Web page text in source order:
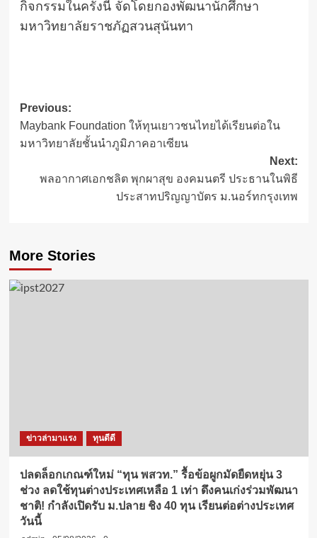
กิจกรรมในครั้งนี้ จัดโดยกองพัฒนานักศึกษา
มหาวิทยาลัยราชภัฏสวนสุนันทา
Post
navigation
Previous:
Maybank Foundation ให้ทุนเยาวชนไทยได้เรียนต่อใน
มหาวิทยาลัยชั้นนำภูมิภาคอาเซียน
Next:
พลอากาศเอกชลิต พุกผาสุข องคมนตรี ประธานในพิธี
ประสาทปริญญาบัตร ม.นอร์ทกรุงเทพ
More Stories
ข่าวล่ามาแรง ทุนดีดี
ปลดล็อกเกณฑ์ใหม่ “ทุน พสวท.” รื้อข้อผูกมัดยืดหยุ่น 3
ช่วง ลดใช้ทุนต่างประเทศเหลือ 1 เท่า ดึงคนเก่งร่วมพัฒนา
ชาติ! กำลังเปิดรับ ม.ปลาย ชิง 40 ทุน เรียนต่อต่างประเทศ
วันนี้